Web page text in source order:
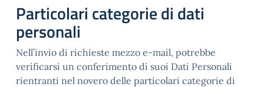
Particolari categorie di dati
personali
Nell’invio di richieste mezzo e-mail, potrebbe
verificarsi un conferimento di suoi Dati Personali
rientranti nel novero delle particolari categorie di